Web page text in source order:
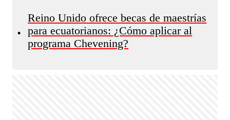
•
Reino Unido ofrece becas de maestrías
para ecuatorianos: ¿Cómo aplicar al
programa Chevening?